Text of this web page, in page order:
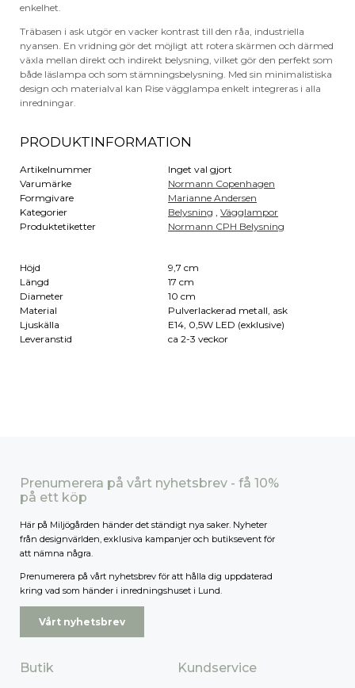
enkelhet.
Träbasen i ask utgör en vacker kontrast till den råa, industriella
nyansen. En vridning gör det möjligt att rotera skärmen och därmed
växla mellan direkt och indirekt belysning, vilket gör den perfekt som
både läslampa och som stämningsbelysning. Med sin minimalistiska
design och materialval kan Rise vägglampa enkelt integreras i alla
inredningar.
PRODUKTINFORMATION
Artikelnummer
Inget val gjort
Varumärke
Normann Copenhagen
Formgivare
Marianne Andersen
Kategorier
Belysning ,Vägglampor
Produktetiketter
Normann CPH Belysning
Höjd
9,7 cm
Längd
17 cm
Diameter
10 cm
Material
Pulverlackerad metall, ask
Ljuskälla
E14, 0,5W LED (exklusive)
Leveranstid
ca 2-3 veckor
Prenumerera på vårt nyhetsbrev - få 10%
på ett köp
Här på Miljögården händer det ständigt nya saker. Nyheter
från designvärlden, exklusiva kampanjer och butiksevent för
att nämna några.
Prenumerera på vårt nyhetsbrev för att hålla dig uppdaterad
kring vad som händer i inredningshuset i Lund.
Vårt nyhetsbrev
Butik Kundservice